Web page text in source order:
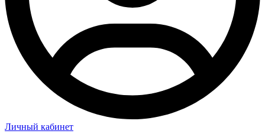
Личный кабинет